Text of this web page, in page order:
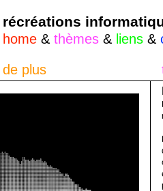
récréations
home & thèmes & liens &
de plus